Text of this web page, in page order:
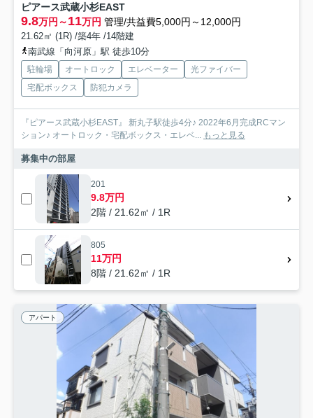
ピアース武蔵小杉EAST
9.8万円～11万円 管理/共益費5,000円～12,000円
21.62㎡ (1R) /築4年 /14階建
南武線「向河原」駅 徒歩10分
駐輪場 オートロック エレベーター
光ファイバー
宅配ボックス
防犯カメラ
『ピアース武蔵小杉EAST』 新丸子駅徒歩4分♪ 2022年6月完成RCマン
ション♪ オートロック・宅配ボックス・エレベ... もっと見る
募集中の部屋
201
9.8万円
2階 / 21.62㎡ / 1R
805
11万円
8階 / 21.62㎡ / 1R
アパート